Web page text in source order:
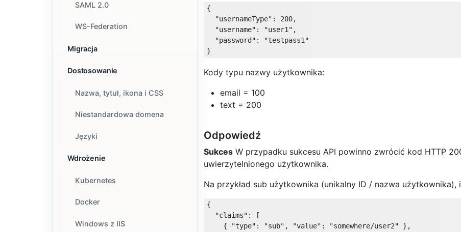
SAML 2.0
WS-Federation
Migracja
Dostosowanie
Nazwa, tytuł, ikona i CSS
Niestandardowa domena
Języki
Wdrożenie
Kubernetes
Docker
Windows z IIS
{
"usernameType" : 200,
"username" : "user1" ,
"password" :
"testpass1"
Kody typu nazwy użytkownika:
email = 100
text = 200
Odpowiedź
Sukces W przypadku sukcesu API powinno zwrócić kod HTTP
uwierzytelnionego użytkownika.
Na przykład sub użytkownika (unikalny ID / nazwa użytkownika),
{
"claims" : [
    {
"type" : "sub" , "value" : "somewhere/user2" },